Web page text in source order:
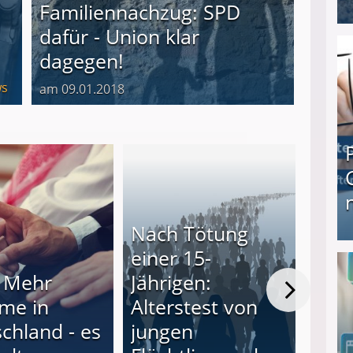
Familiennachzug: SPD
dafür - Union klar
dagegen!
am 09.01.2018
in
- es
Nach Tötung
einer 15-
Jährigen:
Alterstest von
jungen
I❶I Schnell Geld verdienen: 20 seriöse
Produkttester werden und Geld verdienen ↻